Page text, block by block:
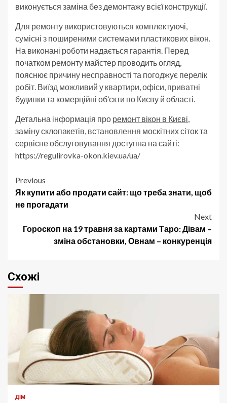
виконується заміна без демонтажу всієї конструкції.
Для ремонту використовуються комплектуючі,
сумісні з поширеними системами пластикових вікон.
На виконані роботи надається гарантія. Перед
початком ремонту майстер проводить огляд,
пояснює причину несправності та погоджує перелік
робіт. Виїзд можливий у квартири, офіси, приватні
будинки та комерційні об’єкти по Києву й області.
Детальна інформація про ремонт вікон в Києві,
заміну склопакетів, встановлення москітних сіток та
сервісне обслуговування доступна на сайті:
https://regulirovka-okon.kiev.ua/ua/
Post
navigation
Previous
Як купити або продати сайт: що треба знати, щоб
не прогадати
Next
Гороскоп на 19 травня за картами Таро: Дівам –
зміна обстановки, Овнам – конкуренція
Схожі
ДІМ